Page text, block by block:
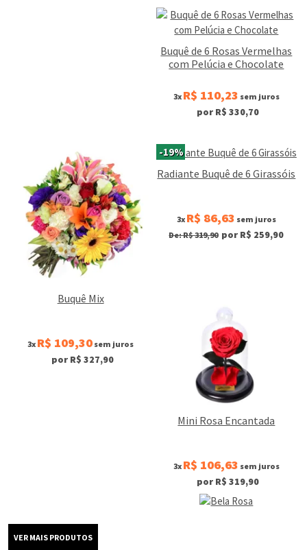
Buquê de 6 Rosas Vermelhas
com Pelúcia e Chocolate
3x R$ 110,23 sem juros
por R$ 330,70
Buquê Mix
3x R$ 109,30 sem juros
por R$ 327,90
-19%
Radiante Buquê de 6 Girassóis
3x R$ 86,63 sem juros
De: R$ 319,90 por R$ 259,90
Mini Rosa Encantada
3x R$ 106,63 sem juros
por R$ 319,90